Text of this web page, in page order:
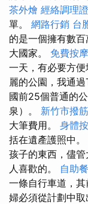
茶外燴 經絡調理
單。 網路行銷 台
的是一個擁有數
大國家。 免費按
一天，有必要方
麗的公園，我通
國前25個普通的
泉）。 新竹市撥筋
大筆費用。 身體
括在遺產護照中。
孩子的東西，儘
人喜歡的。 自助
一條自行車道，
婦必須從計劃中